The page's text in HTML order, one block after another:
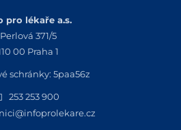
pro lékaře a.s.
Perlová 371/5
00 Praha 1
schránky: 5paa56z
253 253 900